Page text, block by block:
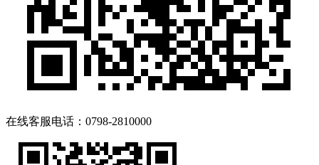
在线客服电话：0798-2810000